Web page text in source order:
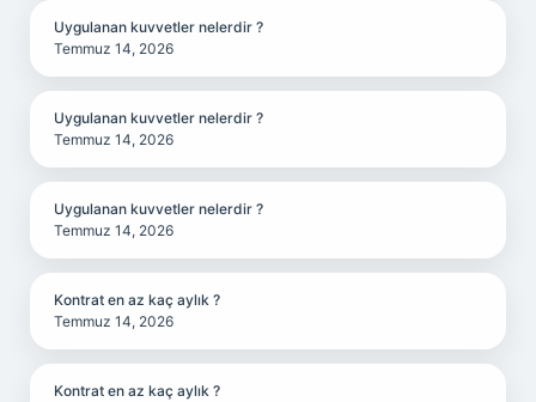
Uygulanan kuvvetler nelerdir ?
Temmuz 14, 2026
Uygulanan kuvvetler nelerdir ?
Temmuz 14, 2026
Uygulanan kuvvetler nelerdir ?
Temmuz 14, 2026
Kontrat en az kaç aylık ?
Temmuz 14, 2026
Kontrat en az kaç aylık ?